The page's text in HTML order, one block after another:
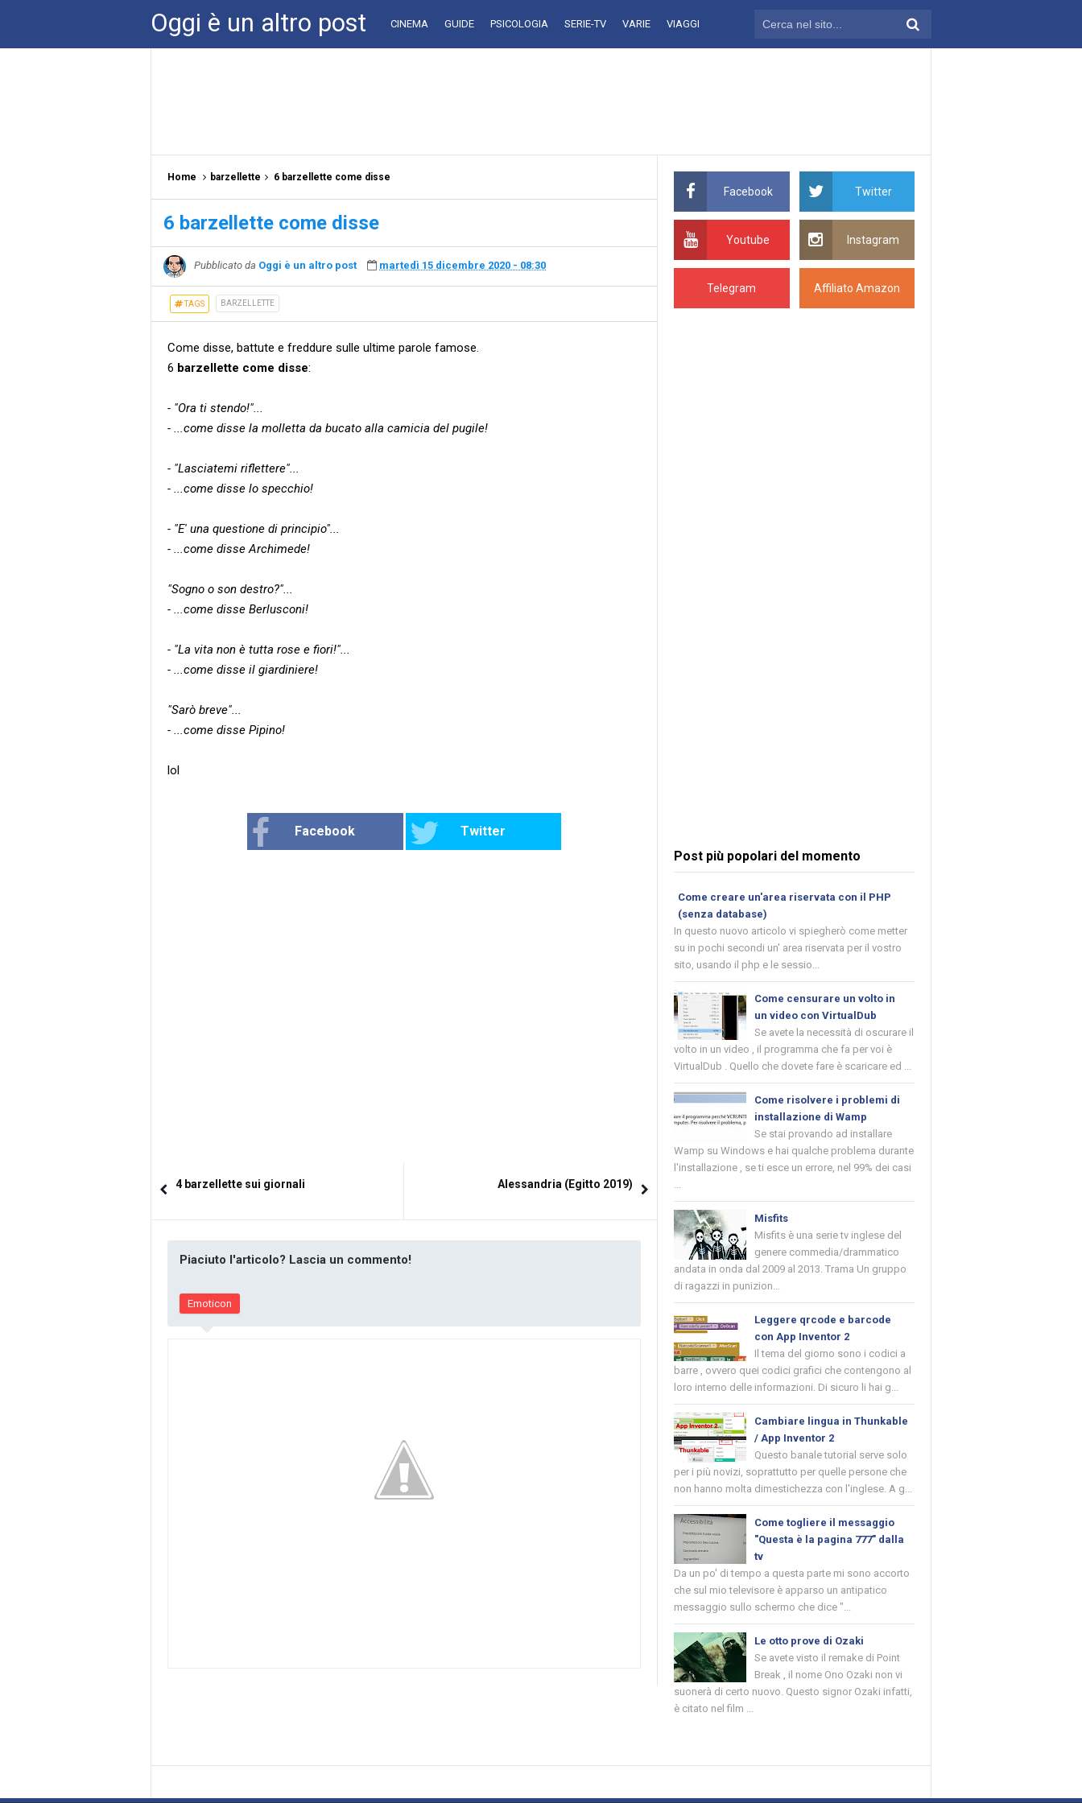
Oggi è un altro post CINEMA GUIDE PSICOLOGIA SERIE-TV VARIE VIAGGI
Home barzellette 6 barzellette come disse
6 barzellette come disse
Pubblicato da Oggi è un altro post martedì 15 dicembre 2020 - 08:30
TAGS BARZELLETTE
Come disse, battute e freddure sulle ultime parole famose.
6 barzellette come disse:
- "Ora ti stendo!"...
- ...come disse la molletta da bucato alla camicia del pugile!
- "Lasciatemi riflettere"...
- ...come disse lo specchio!
- "E' una questione di principio"...
- ...come disse Archimede!
"Sogno o son destro?"...
- ...come disse Berlusconi!
- "La vita non è tutta rose e fiori!"...
- ...come disse il giardiniere!
"Sarò breve"...
- ...come disse Pipino!
lol
Facebook Twitter
4 barzellette sui giornali Alessandria (Egitto 2019)
Piaciuto l'articolo? Lascia un commento!
Emoticon
Facebook Twitter
Youtube Instagram
Telegram Affiliato Amazon
Post più popolari del momento
Come creare un'area riservata con il PHP
(senza database)
In questo nuovo articolo vi spiegherò come metter
su in pochi secondi un' area riservata per il vostro
sito, usando il php e le sessio...
Come censurare un volto in
un video con VirtualDub
Se avete la necessità di oscurare il
volto in un video , il programma che fa per voi è
VirtualDub . Quello che dovete fare è scaricare ed ...
Come risolvere i problemi di
installazione di Wamp
Se stai provando ad installare
Wamp su Windows e hai qualche problema durante
l'installazione , se ti esce un errore, nel 99% dei casi
...
Misfits
Misfits è una serie tv inglese del
genere commedia/drammatico
andata in onda dal 2009 al 2013. Trama Un gruppo
di ragazzi in punizion...
Leggere qrcode e barcode
con App Inventor 2
Il tema del giorno sono i codici a
barre , ovvero quei codici grafici che contengono al
loro interno delle informazioni. Di sicuro li hai g...
Cambiare lingua in Thunkable
/ App Inventor 2
Questo banale tutorial serve solo
per i più novizi, soprattutto per quelle persone che
non hanno molta dimestichezza con l'inglese. A g...
Come togliere il messaggio
"Questa è la pagina 777" dalla
tv
Da un po' di tempo a questa parte mi sono accorto
che sul mio televisore è apparso un antipatico
messaggio sullo schermo che dice "...
Le otto prove di Ozaki
Se avete visto il remake di Point
Break , il nome Ono Ozaki non vi
suonerà di certo nuovo. Questo signor Ozaki infatti,
è citato nel film ...